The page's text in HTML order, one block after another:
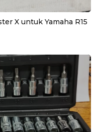
X untuk Yamaha R15